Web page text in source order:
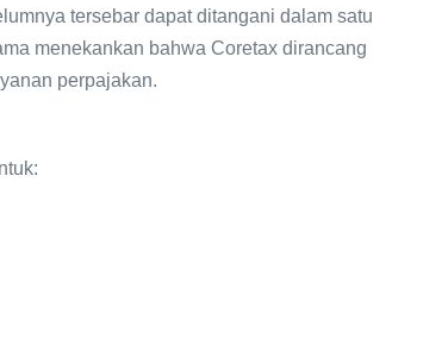
tersebar dapat ditangani dalam satu
menekankan bahwa Coretax dirancang
perpajakan.